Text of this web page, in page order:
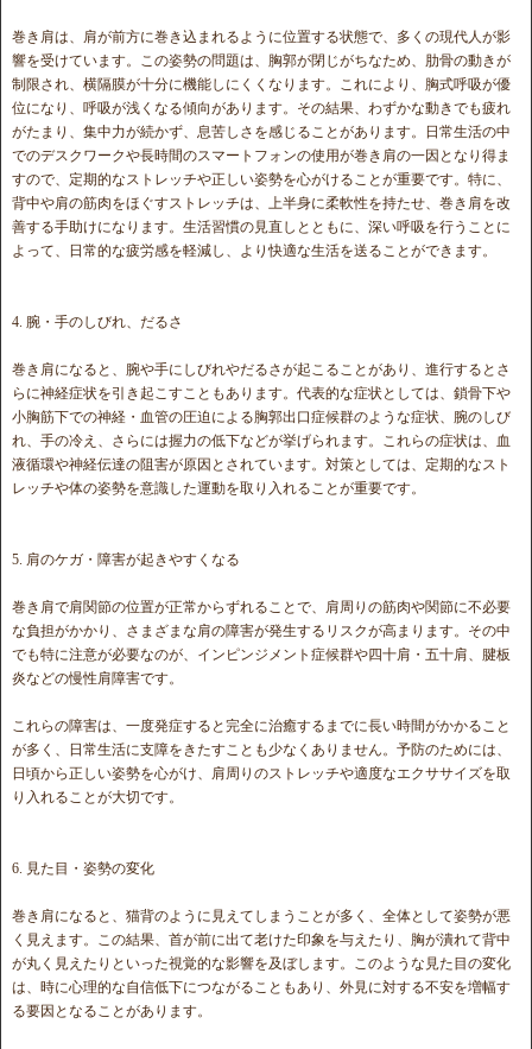
巻き肩は、肩が前方に巻き込まれるように位置する状態で、多くの現代人が影
響を受けています。この姿勢の問題は、胸郭が閉じがちなため、肋骨の動きが
制限され、横隔膜が十分に機能しにくくなります。これにより、胸式呼吸が優
位になり、呼吸が浅くなる傾向があります。その結果、わずかな動きでも疲れ
がたまり、集中力が続かず、息苦しさを感じることがあります。日常生活の中
でのデスクワークや長時間のスマートフォンの使用が巻き肩の一因となり得ま
すので、定期的なストレッチや正しい姿勢を心がけることが重要です。特に、
背中や肩の筋肉をほぐすストレッチは、上半身に柔軟性を持たせ、巻き肩を改
善する手助けになります。生活習慣の見直しとともに、深い呼吸を行うことに
よって、日常的な疲労感を軽減し、より快適な生活を送ることができます。
4. 腕・手のしびれ、だるさ
巻き肩になると、腕や手にしびれやだるさが起こることがあり、進行するとさ
らに神経症状を引き起こすこともあります。代表的な症状としては、鎖骨下や
小胸筋下での神経・血管の圧迫による胸郭出口症候群のような症状、腕のしび
れ、手の冷え、さらには握力の低下などが挙げられます。これらの症状は、血
液循環や神経伝達の阻害が原因とされています。対策としては、定期的なスト
レッチや体の姿勢を意識した運動を取り入れることが重要です。
5. 肩のケガ・障害が起きやすくなる
巻き肩で肩関節の位置が正常からずれることで、肩周りの筋肉や関節に不必要
な負担がかかり、さまざまな肩の障害が発生するリスクが高まります。その中
でも特に注意が必要なのが、インピンジメント症候群や四十肩・五十肩、腱板
炎などの慢性肩障害です。
これらの障害は、一度発症すると完全に治癒するまでに長い時間がかかること
が多く、日常生活に支障をきたすことも少なくありません。予防のためには、
日頃から正しい姿勢を心がけ、肩周りのストレッチや適度なエクササイズを取
り入れることが大切です。
6. 見た目・姿勢の変化
巻き肩になると、猫背のように見えてしまうことが多く、全体として姿勢が悪
く見えます。この結果、首が前に出て老けた印象を与えたり、胸が潰れて背中
が丸く見えたりといった視覚的な影響を及ぼします。このような見た目の変化
は、時に心理的な自信低下につながることもあり、外見に対する不安を増幅す
る要因となることがあります。